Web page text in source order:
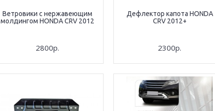
Ветровики с нержавеющим
молдингом HONDA CRV 2012
2800р.
Дефлектор капота HONDA
CRV 2012+
2300р.